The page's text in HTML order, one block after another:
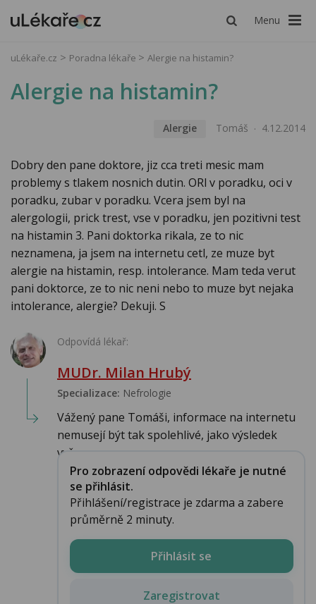
Menu
uLékaře.cz Poradna lékaře Alergie na histamin?
Alergie na histamin?
Alergie Tomáš 4.12.2014
Dobry den pane doktore, jiz cca treti mesic mam
problemy s tlakem nosnich dutin. ORl v poradku, oci v
poradku, zubar v poradku. Vcera jsem byl na
alergologii, prick trest, vse v poradku, jen pozitivni test
na histamin 3. Pani doktorka rikala, ze to nic
neznamena, ja jsem na internetu cetl, ze muze byt
alergie na histamin, resp. intolerance. Mam teda verut
pani doktorce, ze to nic neni nebo to muze byt nejaka
intolerance, alergie? Dekuji. S
Odpovídá lékař:
MUDr. Milan Hrubý
Specializace: Nefrologie
Vážený pane Tomáši, informace na internetu
nemusejí být tak spolehlivé, jako výsledek
vyše...
Pro zobrazení odpovědi lékaře je nutné
se přihlásit.
Přihlášení/registrace je zdarma a zabere
průměrně 2 minuty.
Přihlásit se
Zaregistrovat